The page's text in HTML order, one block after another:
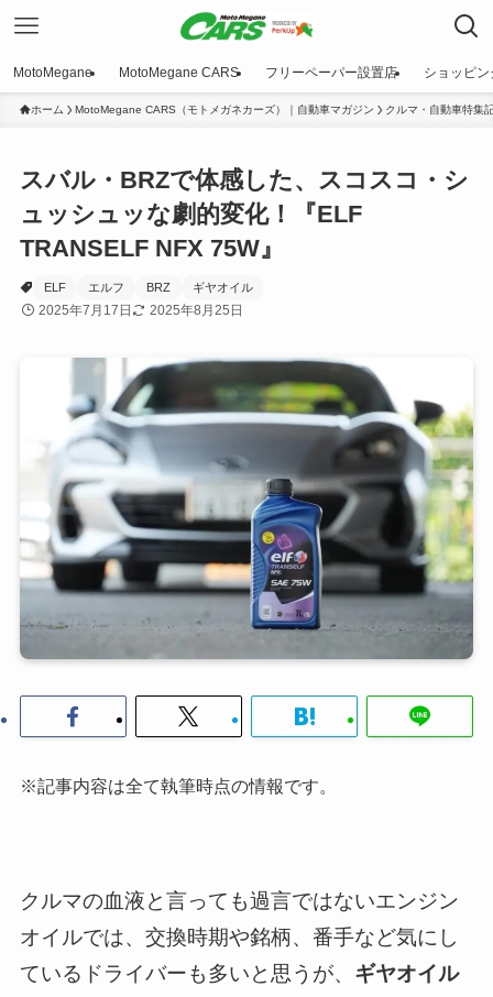
MotoMegane MotoMegane CARS フリーペーパー設置店 ショッピン
ホーム MotoMegane CARS（モトメガネカーズ）｜自動車マガジン クルマ・自動車特集
スバル・BRZで体感した、スコスコ・シ
ュッシュッな劇的変化！『ELF
TRANSELF NFX 75W』
ELF エルフ BRZ ギヤオイル
2025年7月17日 2025年8月25日
※記事内容は全て執筆時点の情報です。
クルマの血液と言っても過言ではないエンジン
オイルでは、交換時期や銘柄、番手など気にし
ているドライバーも多いと思うが、 ギヤオイル